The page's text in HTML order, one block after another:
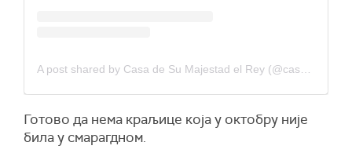
Готово да нема краљице која у октобру није
била у смарагдном.